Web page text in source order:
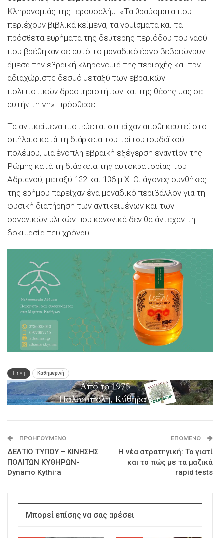
Κληρονομιάς της Ιερουσαλήμ. «Τα θραύσματα που
περιέχουν βιβλικά κείμενα, τα νομίσματα και τα
πρόσθετα ευρήματα της δεύτερης περιόδου του ναού
που βρέθηκαν σε αυτό το μοναδικό έργο βεβαιώνουν
άμεσα την εβραϊκή κληρονομιά της περιοχής και τον
αδιαχώριστο δεσμό μεταξύ των εβραϊκών
πολιτιστικών δραστηριοτήτων και της θέσης μας σε
αυτήν τη γη», πρόσθεσε.
Τα αντικείμενα πιστεύεται ότι είχαν αποθηκευτεί στο
σπήλαιο κατά τη διάρκεια του τρίτου ιουδαϊκού
πολέμου, μια ένοπλη εβραϊκή εξέγερση εναντίον της
Ρώμης κατά τη διάρκεια της αυτοκρατορίας του
Αδριανού, μεταξύ 132 και 136 μ.Χ. Οι άγονες συνθήκες
της ερήμου παρείχαν ένα μοναδικό περιβάλλον για τη
φυσική διατήρηση των αντικειμένων και των
οργανικών υλικών που κανονικά δεν θα άντεχαν τη
δοκιμασία του χρόνου.
Πηγή Καθημερινή
ΠΡΟΗΓΟΎΜΕΝΟ
ΔΕΛΤΙΟ ΤΥΠΟΥ – ΚΙΝΗΣΗΣ
ΠΟΛΙΤΩΝ ΚΥΘΗΡΩΝ-
Dynamo Kythira
ΕΠΌΜΕΝΟ
Η νέα στρατηγική: Το γιατί
και το πώς με τα μαζικά
rapid tests
Μπορεί επίσης να σας αρέσει